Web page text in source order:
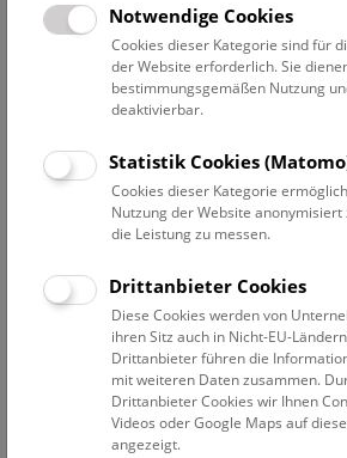
Datumsfilter
26.6.2022
Datum auswählen
Erweiterte Suche
Filter zurücksetzen
26. Juni 2022
Bisher keine Ergebnisse.
in der Regel geschlossen.
Notwendige Cookies
Cookies dieser Kategorie sind für
der Website erforderlich. Sie
bestimmungsgemäßen Nutzung
deaktivierbar.
Statistik Cookies
Cookies dieser Kategorie
Nutzung der Website
die Leistung zu messen.
Drittanbieter Cookies
Diese Cookies werden von
ihren Sitz auch in Nicht-EU-
Drittanbieter führen die
mit weiteren Daten zusammen.
Drittanbieter Cookies wir Ihnen
Videos oder Google Maps auf
angezeigt.